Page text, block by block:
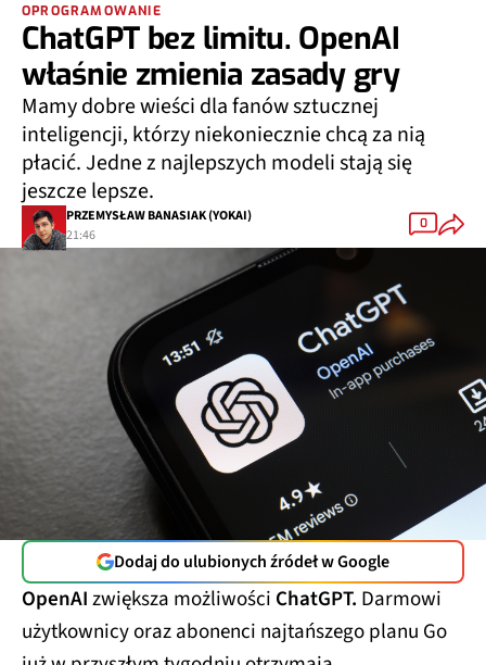
OPROGRAMOWANIE
ChatGPT bez limitu. OpenAI
właśnie zmienia zasady gry
Mamy dobre wieści dla fanów sztucznej
inteligencji, którzy niekoniecznie chcą za nią
płacić. Jedne z najlepszych modeli stają się
jeszcze lepsze.
PRZEMYSŁAW BANASIAK (YOKAI)
21:46
0
Dodaj do ulubionych źródeł w Google
OpenAIzwiększa możliwości ChatGPT. Darmowi
użytkownicy oraz abonenci najtańszego planu Go